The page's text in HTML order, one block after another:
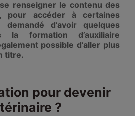
renseigner le contenu des
pour accéder à certaines
d’avoir quelques
la formation d’auxiliaire
possible d’aller plus
titre.
pour devenir
?